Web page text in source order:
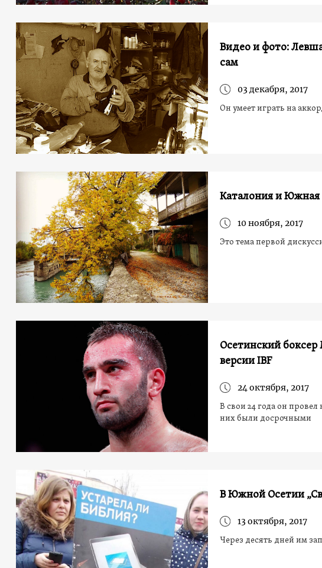
Видео и фото:
сам
03 декабря, 2017
Он умеет играть на
Каталония и Южная
10 ноября, 2017
Это тема первой
Осетинский
версии IBF
24 октября, 2017
В свои 24 года он
них были досрочными
В Южной Осетии
13 октября, 2017
Через десять дней им